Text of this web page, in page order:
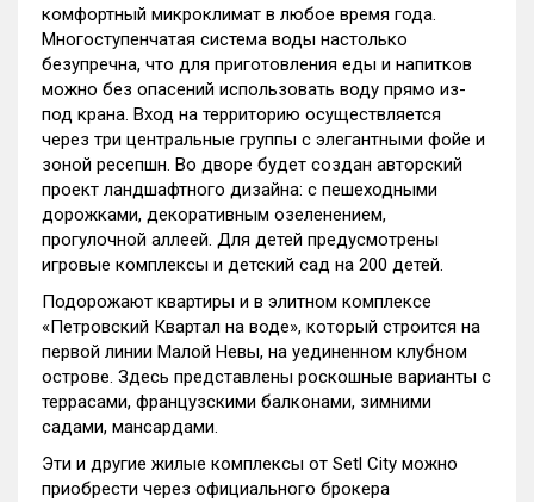
комфортный микроклимат в любое время года.
Многоступенчатая система воды настолько
безупречна, что для приготовления еды и напитков
можно без опасений использовать воду прямо из-
под крана. Вход на территорию осуществляется
через три центральные группы с элегантными фойе и
зоной ресепшн. Во дворе будет создан авторский
проект ландшафтного дизайна: с пешеходными
дорожками, декоративным озеленением,
прогулочной аллеей. Для детей предусмотрены
игровые комплексы и детский сад на 200 детей.
Подорожают квартиры и в элитном комплексе
«Петровский Квартал на воде», который строится на
первой линии Малой Невы, на уединенном клубном
острове. Здесь представлены роскошные варианты с
террасами, французскими балконами, зимними
садами, мансардами.
Эти и другие жилые комплексы от Setl City можно
приобрести через официального брокера